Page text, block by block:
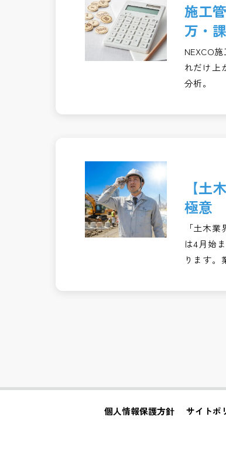
施工
万・
NEXCO
れだけ上
分析。
【土
極意
「土木
は4月始
ります。
個人情報保護方針 サイトポ